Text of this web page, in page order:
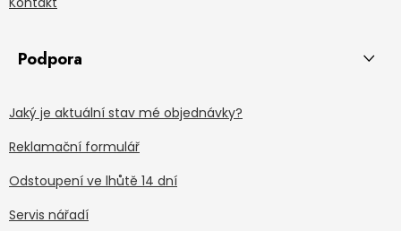
Podpora
Jaký je aktuální stav mé objednávky?
Reklamační formulář
Odstoupení ve lhůtě 14 dní
Servis nářadí